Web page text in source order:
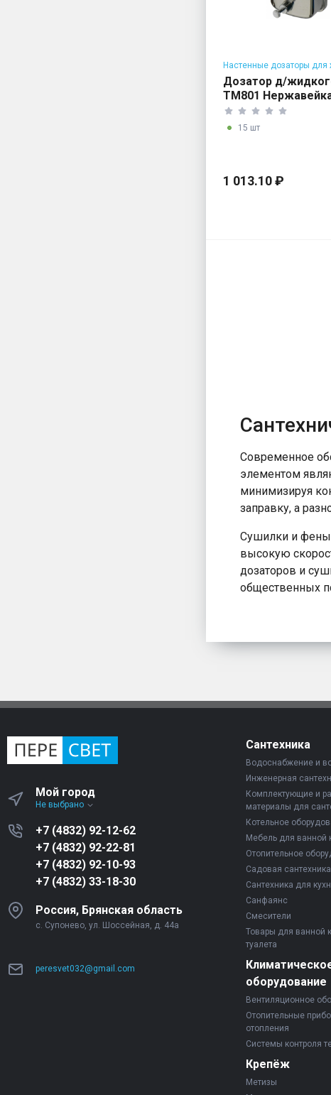
Настенные дозаторы для
мыла
Дозатор д/
TM801
15 шт
1 013.10 ₽
Современное
элементом
минимизируя
заправку, а
Сушилки и фены
высокую
дозаторов и
общественных
Мой город
Не выбрано
+7 (4832) 92-12-62
+7 (4832) 92-22-81
+7 (4832) 92-10-93
+7 (4832) 33-18-30
Россия, Брянская область
с. Супонево, ул. Шоссейная, д. 44а
peresvet032@gmail.com
Сантехника
Водоснабжение и
Инженерная
Комплектующие и
материалы для
Котельное
Мебель для ванной
Отопительное
Садовая сантехника
Сантехника для
Санфаянс
Смесители
Товары для ванной
туалета
оборудование
Вентиляционное
Отопительные
отопления
Системы контроля
Крепёж
Метизы